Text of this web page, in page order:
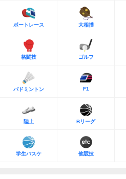
ボートレース 大相撲
格闘技 ゴルフ
バドミントン F1
陸上 Bリーグ
学生バスケ 他競技